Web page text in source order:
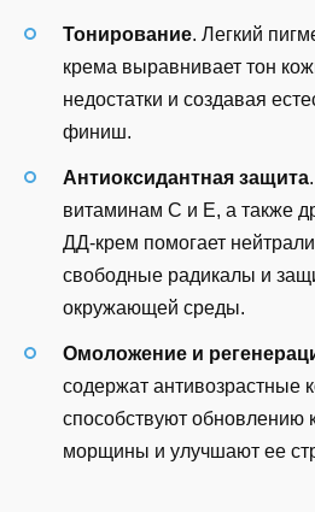
Тонирование. Легкий
крема выравнивает тон
недостатки и создавая
финиш.
Антиоксидантная защита
витаминам C и E, а также
ДД-крем помогает
свободные радикалы и
окружающей среды.
Омоложение и
содержат антивозрастные
способствуют обновлению
морщины и улучшают ее